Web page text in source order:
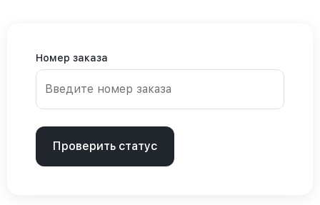
Номер заказа
Проверить статус